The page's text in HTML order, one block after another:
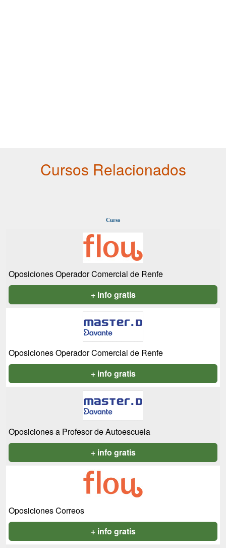
Cursos Relacionados
Curso
Oposiciones Operador Comercial de Renfe
+ info gratis
Oposiciones Operador Comercial de Renfe
+ info gratis
Oposiciones a Profesor de Autoescuela
+ info gratis
Oposiciones Correos
+ info gratis